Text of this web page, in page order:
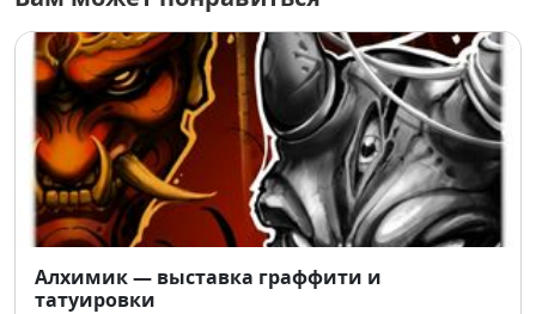
🗓Открытие:6 февраля, 19:00
📆Даты работы выставки:с 6 февраля по 1 марта
(включительно)
🕛Время работы пространства:с 12:00 до 21:00
📍Место:пространство «Арт Ель», цокольный этаж,
ул. Романова, 23
🎟Вход:свободный
Алхимик — выставка граффити и
татуировки